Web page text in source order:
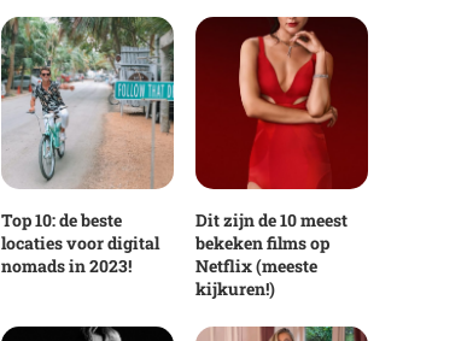
Top 10: de beste
locaties voor digital
nomads in 2023!
Dit zijn de 10 meest
bekeken films op
Netflix (meeste
kijkuren!)